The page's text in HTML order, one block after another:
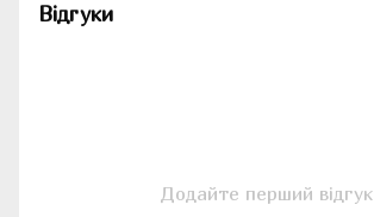
Відгуки
Додайте перший відгук